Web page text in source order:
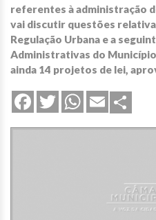
referentes à administração
vai discutir questões
Regulação Urbana e a
Administrativas do
ainda 14 projetos de lei,
FacebookTwitterWhatsApp
Email